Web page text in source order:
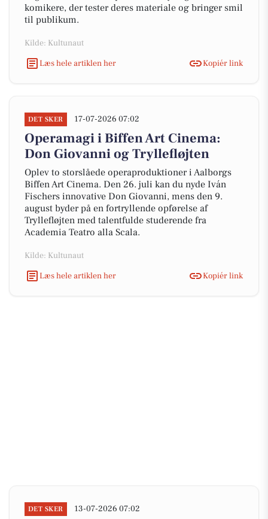
komikere, der tester deres materiale og bringer smil
til publikum.
Kilde: Kultunaut
Læs hele artiklen her
Kopiér link
DET SKER 17-07-2026 07:02
Operamagi i Biffen Art Cinema:
Don Giovanni og Tryllefløjten
Oplev to storslåede operaproduktioner i Aalborgs
Biffen Art Cinema. Den 26. juli kan du nyde Iván
Fischers innovative Don Giovanni, mens den 9.
august byder på en fortryllende opførelse af
Tryllefløjten med talentfulde studerende fra
Academia Teatro alla Scala.
Kilde: Kultunaut
Læs hele artiklen her
Kopiér link
DET SKER 13-07-2026 07:02